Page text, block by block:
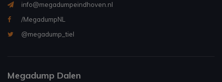
info@megadumpeindhoven.nl
/MegadumpNL
@megadump_tiel
Megadump Dalen